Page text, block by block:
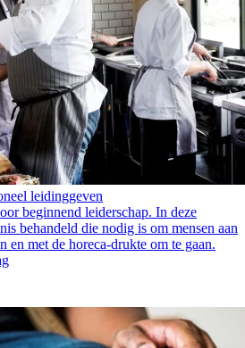
leidinggeven
beginnend leiderschap. In deze
behandeld die nodig is om mensen aan
en met de horeca-drukte om te gaan.